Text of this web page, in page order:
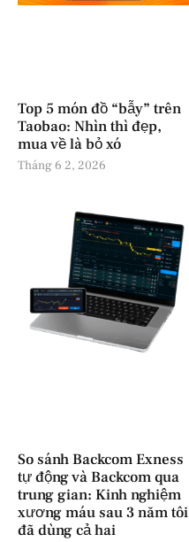
Top 5 món đồ “bẫy” trên
Taobao: Nhìn thì đẹp,
mua về là bỏ xó
Tháng 6 2, 2026
So sánh Backcom Exness
tự động và Backcom qua
trung gian: Kinh nghiệm
xương máu sau 3 năm tôi
đã dùng cả hai